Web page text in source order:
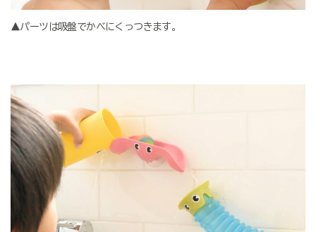
▲パーツは吸盤でかべにくっつきます。